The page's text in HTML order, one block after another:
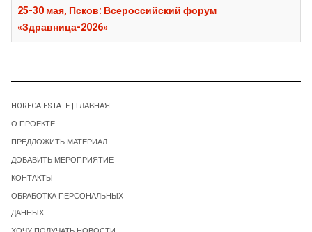
25-30 мая, Псков: Всероссийский форум
«Здравница-2026»
HORECA ESTATE | ГЛАВНАЯ
О ПРОЕКТЕ
ПРЕДЛОЖИТЬ МАТЕРИАЛ
ДОБАВИТЬ МЕРОПРИЯТИЕ
КОНТАКТЫ
ОБРАБОТКА ПЕРСОНАЛЬНЫХ
ДАННЫХ